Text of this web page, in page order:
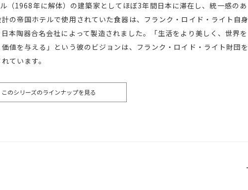
（1968年に解体）の建築家としてほぼ3年間日本に滞在し、統一感のあ
の帝国ホテルで使用されていた食器は、フランク・ロイド・ライト自身
本陶器合名会社によって製造されました。「生活をより美しく、世界を
値を与える」という彼のビジョンは、フランク・ロイド・ライト財団を
ています。
このシリーズのラインナップを見る